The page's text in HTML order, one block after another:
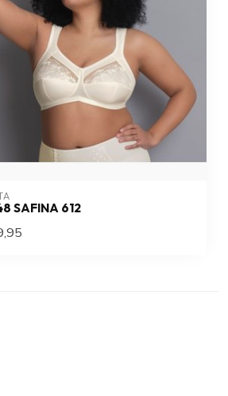
SAFINA 612